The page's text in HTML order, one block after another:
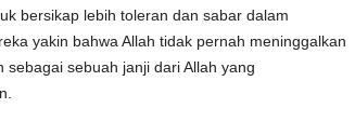
bersikap lebih toleran dan sabar dalam
yakin bahwa Allah tidak pernah meninggalkan
sebuah janji dari Allah yang